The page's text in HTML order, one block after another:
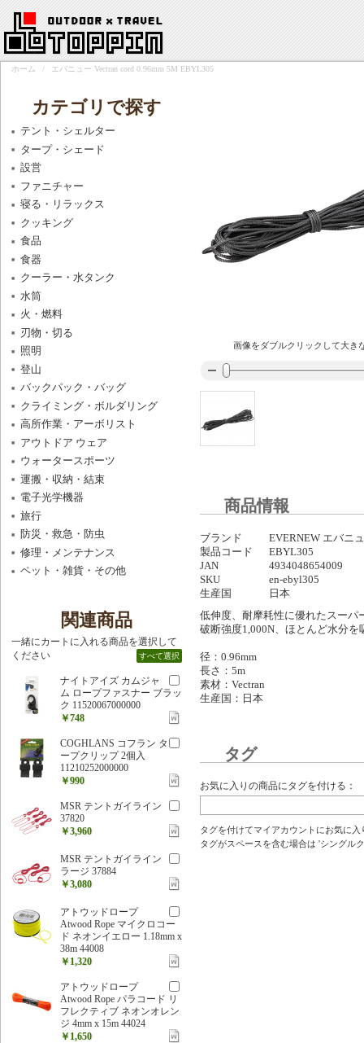
ホーム / エバニュー Vectran cord 0.96mm 5M EBYL305
画像をダブルクリックして大き
商品情報
ブランド
EVERNEW エバニ
製品コード
EBYL305
JAN
4934048654009
SKU
en-ebyl305
生産国
日本
低伸度、耐摩耗性に優れたスーパ
破断強度1,000N、ほとんど水分を
径：0.96mm
長さ：5m
素材：Vectran
生産国：日本
タグ
お気に入りの商品にタグを付ける：
タグを付けてマイアカウントにお気に
タグがスペースを含む場合は 'シングル
カテゴリで探す
テント・シェルター
タープ・シェード
設営
ファニチャー
寝る・リラックス
クッキング
食品
食器
クーラー・水タンク
水筒
火・燃料
刃物・切る
照明
登山
バックパック・バッグ
クライミング・ボルダリング
高所作業・アーボリスト
アウトドア ウェア
ウォータースポーツ
運搬・収納・結束
電子光学機器
旅行
防災・救急・防虫
修理・メンテナンス
ペット・雑貨・その他
関連商品
一緒にカートに入れる商品を選択して
ください
すべて選択
ナイトアイズ カムジャ
ム ロープファスナー ブラッ
ク 11520067000000
￥748
COGHLANS コフラン タ
ープクリップ 2個入
11210252000000
￥990
MSR テントガイライン
37820
￥3,960
MSR テントガイライン
ラージ 37884
￥3,080
アトウッドロープ
Atwood Rope マイクロコー
ド ネオンイエロー 1.18mm x
38m 44008
￥1,320
アトウッドロープ
Atwood Rope パラコード リ
フレクティブ ネオンオレン
ジ 4mm x 15m 44024
￥1,650